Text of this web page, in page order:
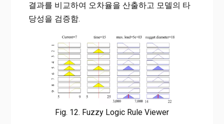
결과를 비교하여 오차율을 산출하고 모델의 타
당성을 검증함.
Fig. 12. Fuzzy Logic Rule Viewer